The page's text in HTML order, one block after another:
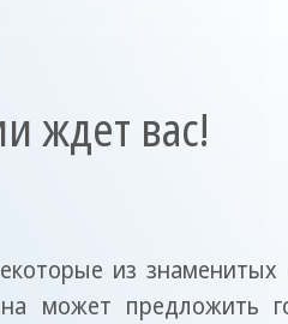
ждет вас!
из знаменитых
может предложить